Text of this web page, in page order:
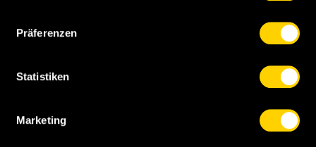
Präferenzen
Statistiken
Marketing
GELB-
KARTEN